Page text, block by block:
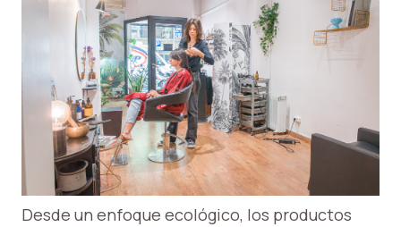
Desde un enfoque ecológico, los productos